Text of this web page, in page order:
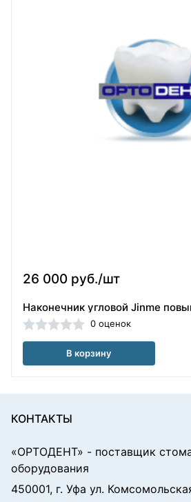
26 000 руб./шт
0 оценок
В корзину
КОНТАКТЫ
«ОРТОДЕНТ» - поставщик
оборудования
450001, г. Уфа ул.